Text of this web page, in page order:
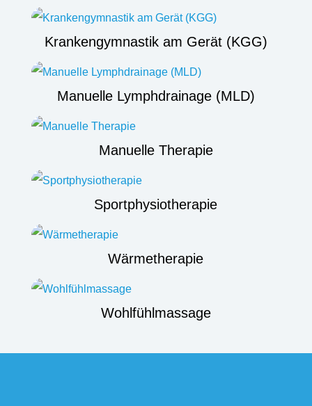
Krankengymnastik am Gerät (KGG)
Manuelle Lymphdrainage (MLD)
Manuelle Therapie
Sportphysiotherapie
Wärmetherapie
Wohlfühlmassage